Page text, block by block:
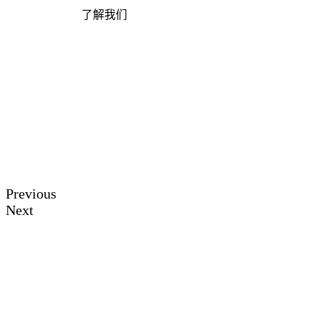
了解我们
Previous
Next